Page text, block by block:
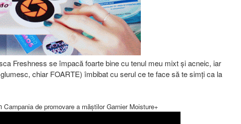
Freshness se împacă foarte bine cu tenul meu mixt și acneic, iar
chiar FOARTE) îmbibat cu serul ce te face să te simți ca la
Campania de promovare a măștilor Garnier Moisture+